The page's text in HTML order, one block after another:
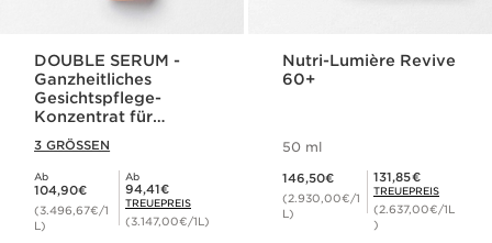
DOUBLE SERUM -
Ganzheitliches
Gesichtspflege-
Konzentrat für
jugendliche Haut
3 GRÖSSEN
Ab
Aktueller Preis 104,90€
104,90€
(3.496,67€/1
L)
Ab
Mitgliederpreis 94,41€
94,41€
TREUEPREIS
(3.147,00€/1L)
Nutri-Lumière Revive
60+
50 ml
146,50€
(2.930,00€/1
L)
Mitgliederpreis 131,85€
131,85€
TREUEPREIS
(2.637,00€/1L
)